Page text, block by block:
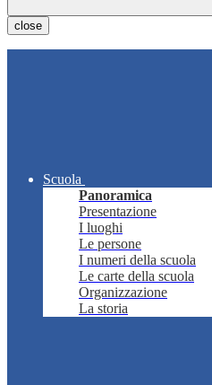
close
Scuola
Panoramica
Presentazione
I luoghi
Le persone
I numeri della scuola
Le carte della scuola
Organizzazione
La storia